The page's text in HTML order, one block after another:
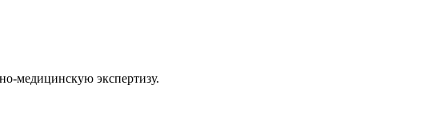
медицинскую экспертизу.